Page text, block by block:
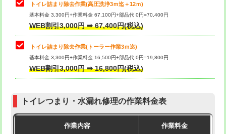
トイレ詰まり除去作業(高圧洗浄3ｍ迄＋12ｍ)
基本料金 3,300円+作業料金 67,100円+部品代 0円=70,400円
WEB割引3,000円 ➡ 67,400円(税込)
トイレ詰まり除去作業(トーラー作業3ｍ迄)
基本料金 3,300円+作業料金 16,500円+部品代 0円=19,800円
WEB割引3,000円 ➡ 16,800円(税込)
トイレつまり・水漏れ修理の作業料金表
作業内容 作業料金